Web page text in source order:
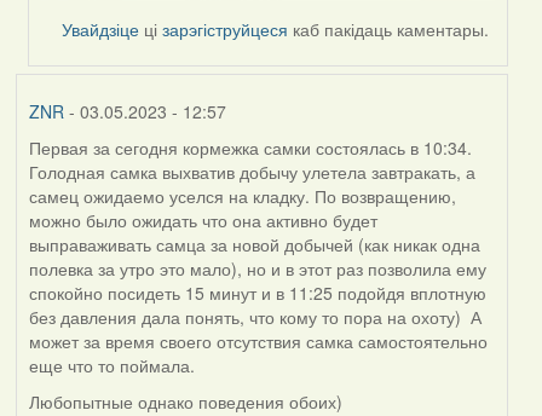
Увайдзіце цізарэгіструйцеся каб пакідаць каментары.
ZNR- 03.05.2023 - 12:57
Первая за сегодня кормежка самки состоялась в 10:34.
Голодная самка выхватив добычу улетела завтракать, а
самец ожидаемо уселся на кладку. По возвращению,
можно было ожидать что она активно будет
выправаживать самца за новой добычей (как никак одна
полевка за утро это мало), но и в этот раз позволила ему
спокойно посидеть 15 минут и в 11:25 подойдя вплотную
без давления дала понять, что кому то пора на охоту) А
может за время своего отсутствия самка самостоятельно
еще что то поймала.
Любопытные однако поведения обоих)